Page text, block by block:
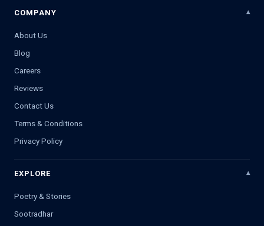
COMPANY
About Us
Blog
Careers
Reviews
Contact Us
Terms & Conditions
Privacy Policy
EXPLORE
Poetry & Stories
Sootradhar